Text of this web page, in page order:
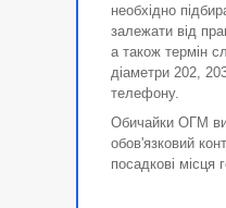
необхідно
залежати від
а також термін
діаметри 202,
телефону.
Обичайки ОГМ
обов'язковий
посадкові місця